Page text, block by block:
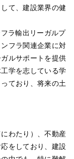
て、建設業界の健
ラ輸出リーガルプ
フラ関連企業に対
ルサポートを提供
学を志している学
ており、将来の土
わたり）、不動産
をしており、建設